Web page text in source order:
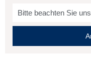
Bitte beachten Sie